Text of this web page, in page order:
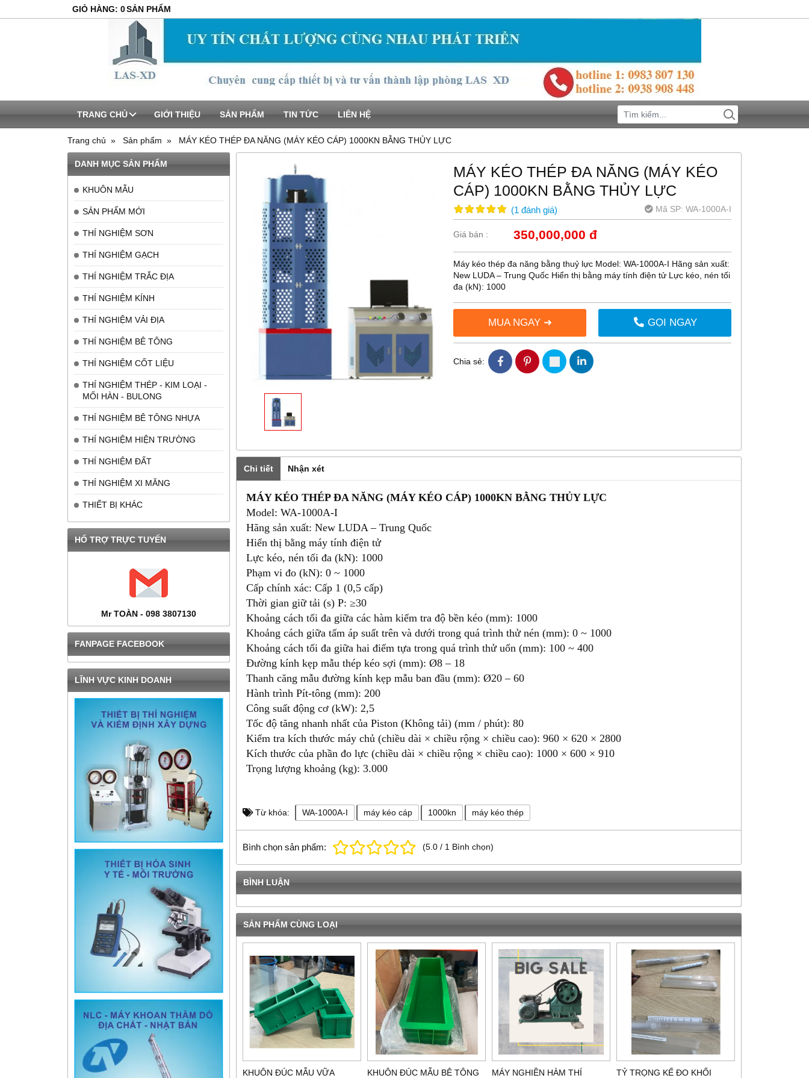
GIỎ HÀNG: 0SẢN PHẨM
TRANG CHỦ GIỚI THIỆU SẢN PHẨM TIN TỨC LIÊN HỆ
Trang chủ Sản phẩm MÁY KÉO THÉP ĐA NĂNG (MÁY KÉO CÁP) 1000KN BẰNG THỦY LỰC
DANH MỤC SẢN PHẨM
KHUÔN MẪU
SẢN PHẨM MỚI
THÍ NGHIỆM SƠN
THÍ NGHIỆM GẠCH
THÍ NGHIỆM TRẮC ĐỊA
THÍ NGHIỆM KÍNH
THÍ NGHIỆM VẢI ĐỊA
THÍ NGHIỆM BÊ TÔNG
THÍ NGHIỆM CỐT LIỆU
THÍ NGHIỆM THÉP - KIM LOẠI -
MỐI HÀN - BULONG
THÍ NGHIỆM BÊ TÔNG NHỰA
THÍ NGHIỆM HIỆN TRƯỜNG
THÍ NGHIỆM ĐẤT
THÍ NGHIỆM XI MĂNG
THIẾT BỊ KHÁC
HỔ TRỢ TRỰC TUYẾN
Mr TOÀN - 098 3807130
FANPAGE FACEBOOK
LĨNH VỰC KINH DOANH
MÁY KÉO THÉP ĐA NĂNG (MÁY KÉO
CÁP) 1000KN BẰNG THỦY LỰC
(1đánh giá) Mã SP: WA-1000A-I
Giá bán : 350,000,000 đ
Máy kéo thép đa năng bằng thuỷ lực Model: WA-1000A-I Hãng sản xuất:
New LUDA – Trung Quốc Hiển thị bằng máy tính điện tử Lực kéo, nén tối
đa (kN): 1000
MUA NGAY ➜ GỌI NGAY
Chia sẻ:
Chi tiết Nhận xét
MÁY KÉO THÉP ĐA NĂNG (MÁY KÉO CÁP) 1000KN BẰNG THỦY LỰC
Model: WA-1000A-I
Hãng sản xuất: New LUDA – Trung Quốc
Hiển thị bằng máy tính điện tử
Lực kéo, nén tối đa (kN): 1000
Phạm vi đo (kN): 0 ~ 1000
Cấp chính xác: Cấp 1 (0,5 cấp)
Thời gian giữ tải (s) P: ≥30
Khoảng cách tối đa giữa các hàm kiểm tra độ bền kéo (mm): 1000
Khoảng cách giữa tấm áp suất trên và dưới trong quá trình thử nén (mm): 0 ~ 1000
Khoảng cách tối đa giữa hai điểm tựa trong quá trình thử uốn (mm): 100 ~ 400
Đường kính kẹp mẫu thép kéo sợi (mm): Ø8 – 18
Thanh căng mẫu đường kính kẹp mẫu ban đầu (mm): Ø20 – 60
Hành trình Pít-tông (mm): 200
Công suất động cơ (kW): 2,5
Tốc độ tăng nhanh nhất của Piston (Không tải) (mm / phút): 80
Kiểm tra kích thước máy chủ (chiều dài × chiều rộng × chiều cao): 960 × 620 × 2800
Kích thước của phần đo lực (chiều dài × chiều rộng × chiều cao): 1000 × 600 × 910
Trọng lượng khoảng (kg): 3.000
Từ khóa: WA-1000A-I máy kéo cáp 1000kn máy kéo thép
Bình chọn sản phẩm: (5.0 / 1 Bình chọn)
BÌNH LUẬN
SẢN PHẨM CÙNG LOẠI
KHUÔN ĐÚC MẪU VỮA
KHUÔN ĐÚC MẪU BÊ TÔNG
MÁY NGHIỀN HÀM THÍ
TỶ TRỌNG KẾ ĐO KHỐI